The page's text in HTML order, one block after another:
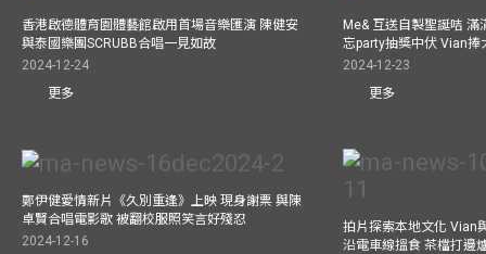
香港啟德體育園體藝館啟用首場音樂匯演 陳健安
與泰國樂團SCRUBB合唱一見如故
2024-12-24
更多
Me& 互送自製聖誕咭
忘party抽獎中伏 Vian捧
2024-12-23
更多
鄭伊健愛情新片《久別重逢》上映 現身謝票 與陳
卓賢合唱電影歌 被翻校服照笑言好殘忍
2024-12-16
拍片探索本地文化 Vian
沿電車線搵食 茶檔打邊